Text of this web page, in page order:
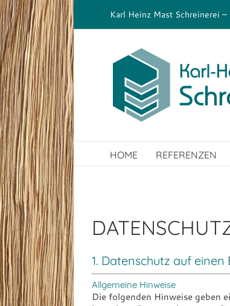
Zum
Inhalt
springen
Karl Heinz Mast Schreinerei
HOME REFERENZEN
1. Datenschutz auf einen
Allgemeine Hinweise
Die folgenden Hinweise geben